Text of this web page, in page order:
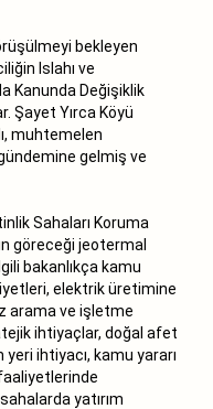
bekleyen
Islahı ve
Kanunda Değişiklik
Şayet Yırca Köyü
muhtemelen
gelmiş ve
Sahaları Koruma
göreceği jeotermal
bakanlıkça kamu
elektrik üretimine
arama ve işletme
ihtiyaçlar, doğal afet
ihtiyacı, kamu yararı
yatırım